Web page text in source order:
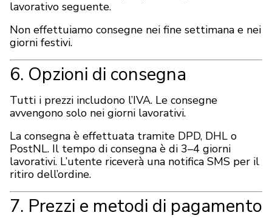
lavorativo seguente.
Non effettuiamo consegne nei fine settimana e nei
giorni festivi.
6. Opzioni di consegna
Tutti i prezzi includono l’IVA. Le consegne
avvengono solo nei giorni lavorativi.
La consegna è effettuata tramite DPD, DHL o
PostNL. Il tempo di consegna è di 3–4 giorni
lavorativi. L’utente riceverà una notifica SMS per il
ritiro dell’ordine.
7. Prezzi e metodi di pagamento